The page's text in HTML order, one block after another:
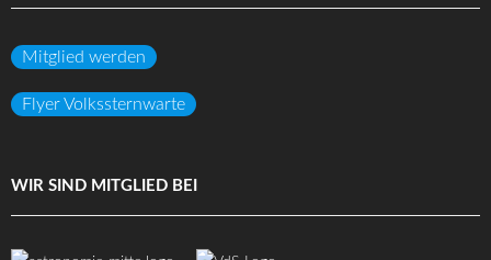
Mitglied werden
Flyer Volkssternwarte
WIR SIND MITGLIED BEI